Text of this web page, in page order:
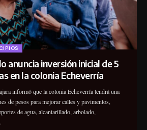
anuncia inversión inicial de 5
en la colonia Echeverría
informó que la colonia Echeverría tendrá una
de pesos para mejorar calles y pavimentos,
de agua, alcantarillado, arbolado,